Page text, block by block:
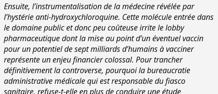
Ensuite, l’instrumentalisation de la médecine révélée par
l’hystérie anti-hydroxychloroquine. Cette molécule entrée dans
le domaine public et donc peu coûteuse irrite le lobby
pharmaceutique dont la mise au point d’un éventuel vaccin
pour un potentiel de sept milliards d’humains à vacciner
représente un enjeu financier colossal. Pour trancher
définitivement la controverse, pourquoi la bureaucratie
administrative médicale qui est responsable du fiasco
sanitaire, refuse-t-elle en plus de conduire une étude